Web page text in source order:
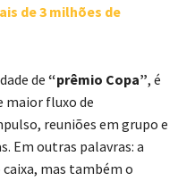
de 3 milhões de
de “prêmio Copa”, é
maior fluxo de
reuniões em grupo e
Em outras palavras: a
mas também o